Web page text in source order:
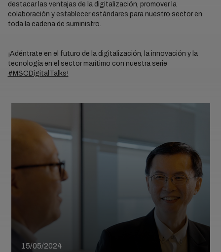
destacar las ventajas de la digitalización, promover la
colaboración y establecer estándares para nuestro sector en
toda la cadena de suministro.
¡Adéntrate en el futuro de la digitalización, la innovación y la
tecnología en el sector marítimo con nuestra serie
#MSCDigitalTalks!
15/05/2024